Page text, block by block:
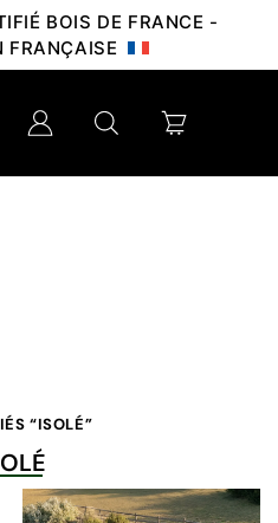
BOIS DE FRANCE -
FRANÇAISE
“ISOLÉ”